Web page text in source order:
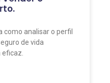
analisar o perfil
de vida